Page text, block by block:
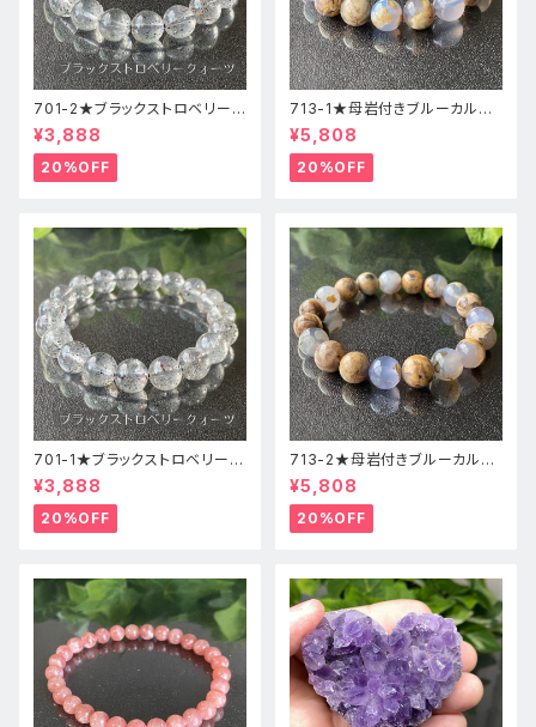
701-2★ブラックストロベリーク
ォーツ【高品質】天然石ブレスレ
ッパワーストーン
¥3,888
20%OFF
713-1★母岩付きブルーカルセ
ドニー【高品質】天然石ブレスレ
ットパワーストーン
¥5,808
20%OFF
701-1★ブラックストロベリーク
ォーツ【高品質】天然石ブレスレ
ッパワーストーン
¥3,888
20%OFF
713-2★母岩付きブルーカルセ
ドニー【高品質】天然石ブレスレ
ットパワーストーン
¥5,808
20%OFF